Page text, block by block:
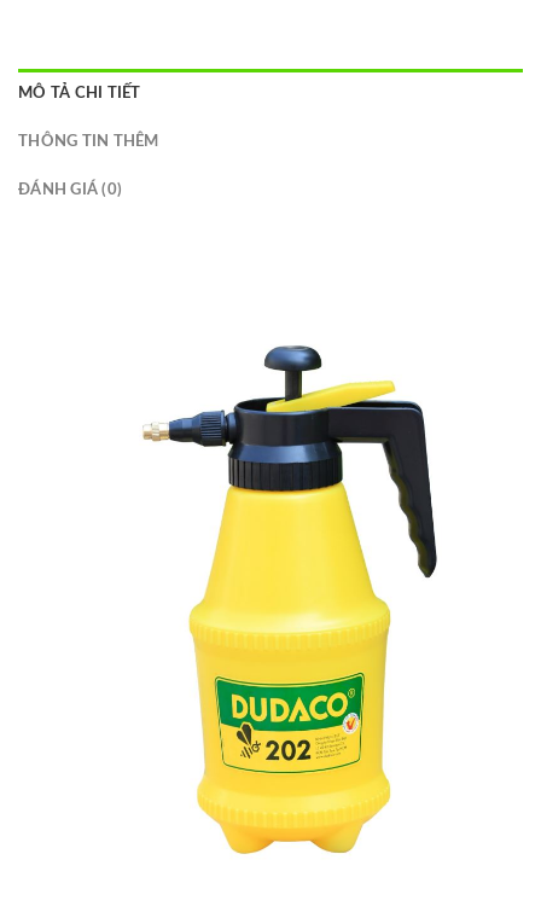
MÔ TẢ CHI TIẾT
THÔNG TIN THÊM
ĐÁNH GIÁ (0)